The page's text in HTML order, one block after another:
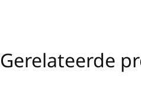
Gerelateerde